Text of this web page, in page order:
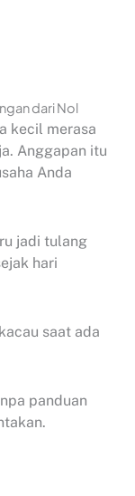
kecil merasa
Anggapan itu
Anda
jadi tulang
hari
saat ada
panduan